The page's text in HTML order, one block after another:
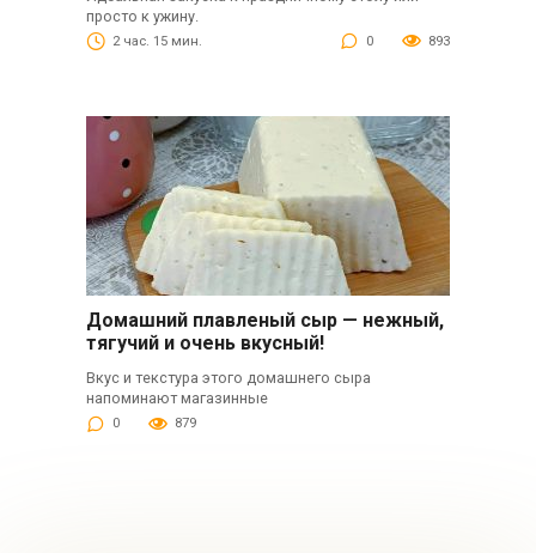
просто к ужину.
2 час. 15 мин. 0 893
Домашний плавленый сыр — нежный,
тягучий и очень вкусный!
Вкус и текстура этого домашнего сыра
напоминают магазинные
0 879